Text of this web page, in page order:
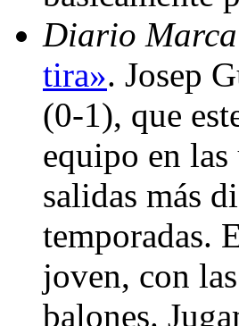
Diario
tira». Josep
(0-1), que
equipo en
salidas más
temporadas.
joven, con
balones.